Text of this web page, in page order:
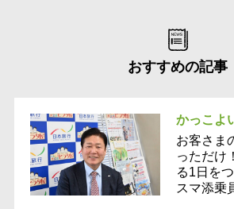
おすすめの記事
かっこよ
お客さま
っただ
る1日を
スマ添乗